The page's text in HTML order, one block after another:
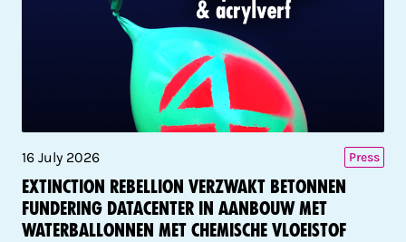
16 July 2026 Press
Extinction Rebellion verzwakt betonnen
fundering datacenter in aanbouw met
waterballonnen met chemische vloeistof